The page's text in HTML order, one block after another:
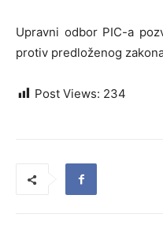
Upravni odbor PIC-a
protiv predloženog
Post Views: 234